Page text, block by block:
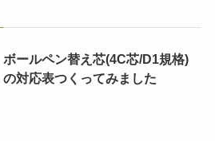
ボールペン替え芯(4C芯/D1規格)
の対応表つくってみました